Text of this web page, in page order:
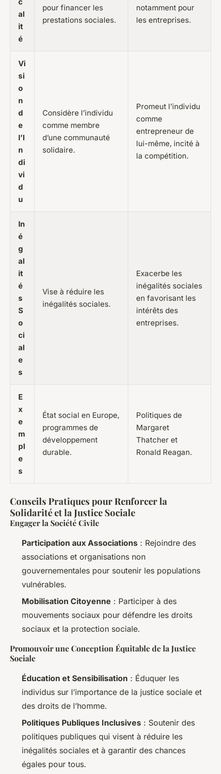
al
it
é
pour financer les
prestations sociales.
notamment pour
les entreprises.
Vi
si
o
n
d
e
l’I
n
di
vi
d
u
Considère l’individu
comme membre
d’une communauté
solidaire.
Promeut l’individu
comme
entrepreneur de
lui-même, incité à
la compétition.
In
é
g
al
it
é
s
S
o
ci
al
e
s
Vise à réduire les
inégalités sociales.
Exacerbe les
inégalités sociales
en favorisant les
intérêts des
entreprises.
E
x
e
m
pl
e
s
État social en Europe,
programmes de
développement
durable.
Politiques de
Margaret
Thatcher et
Ronald Reagan.
Conseils Pratiques pour Renforcer la
Solidarité et la Justice Sociale
Engager la Société Civile
Participation aux Associations : Rejoindre des
associations et organisations non
gouvernementales pour soutenir les populations
vulnérables.
Mobilisation Citoyenne : Participer à des
mouvements sociaux pour défendre les droits
sociaux et la protection sociale.
Promouvoir une Conception Équitable de la Justice
Sociale
Éducation et Sensibilisation : Éduquer les
individus sur l’importance de la justice sociale et
des droits de l’homme.
Politiques Publiques Inclusives : Soutenir des
politiques publiques qui visent à réduire les
inégalités sociales et à garantir des chances
égales pour tous.